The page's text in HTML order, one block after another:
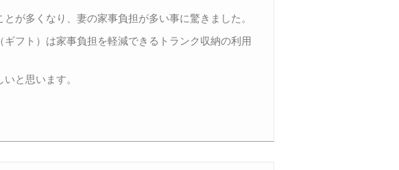
が多くなり、妻の家事負担が多い事に驚きました。
フト）は家事負担を軽減できるトランク収納の利用
と思います。